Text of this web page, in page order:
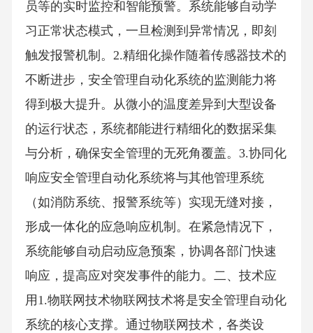
员等的实时监控和智能预警。系统能够自动学
习正常状态模式，一旦检测到异常情况，即刻
触发报警机制。2.精细化操作随着传感器技术的
不断进步，安全管理自动化系统的监测能力将
得到极大提升。从微小的温度差异到大型设备
的运行状态，系统都能进行精细化的数据采集
与分析，确保安全管理的无死角覆盖。3.协同化
响应安全管理自动化系统将与其他管理系统
（如消防系统、报警系统等）实现无缝对接，
形成一体化的应急响应机制。在紧急情况下，
系统能够自动启动应急预案，协调各部门快速
响应，提高应对突发事件的能力。二、技术应
用1.物联网技术物联网技术将是安全管理自动化
系统的核心支撑。通过物联网技术，各类设